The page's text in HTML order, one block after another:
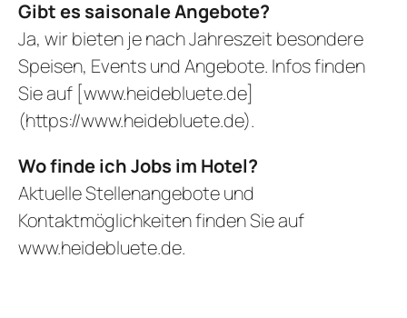
Gibt es saisonale Angebote?
Ja, wir bieten je nach Jahreszeit besondere
Speisen, Events und Angebote. Infos finden
Sie auf [www.heidebluete.de]
(https://www.heidebluete.de).
Wo finde ich Jobs im Hotel?
Aktuelle Stellenangebote und
Kontaktmöglichkeiten finden Sie auf
www.heidebluete.de.